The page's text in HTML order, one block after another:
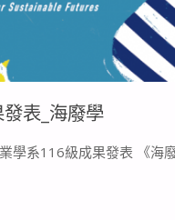
表_海廢學
學系116級成果發表 《海